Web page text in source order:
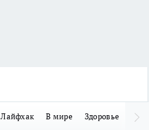
Лайфхак В мире Здоровье